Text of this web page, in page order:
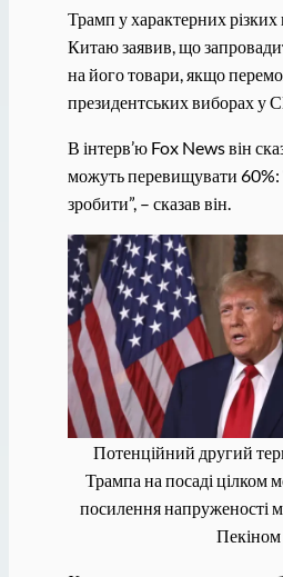
Трамп у характерних
Китаю заявив, що
на його товари, якщо
президентських виборах у
В інтерв’ю Fox News він
можуть перевищувати
зробити”, – сказав він.
Потенційний другий
Трампа на посаді цілком
посилення напруженості
Пекіном